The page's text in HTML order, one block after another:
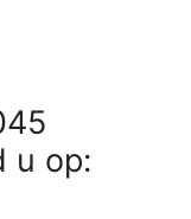
u op: